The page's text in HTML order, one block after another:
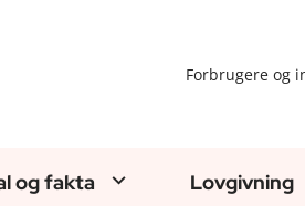
Forbrugere og
og fakta Lovgivning